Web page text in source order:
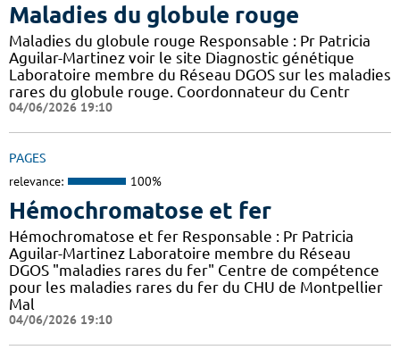
Maladies du globule rouge
Maladies du globule rouge Responsable : Pr Patricia
Aguilar-Martinez voir le site Diagnostic génétique
Laboratoire membre du Réseau DGOS sur les maladies
rares du globule rouge. Coordonnateur du Centr
04/06/2026 19:10
PAGES
relevance: 100%
Hémochromatose et fer
Hémochromatose et fer Responsable : Pr Patricia
Aguilar-Martinez Laboratoire membre du Réseau
DGOS "maladies rares du fer" Centre de compétence
pour les maladies rares du fer du CHU de Montpellier
Mal
04/06/2026 19:10